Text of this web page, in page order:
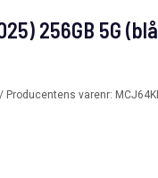
256GB 5G
/ Producentens varenr: